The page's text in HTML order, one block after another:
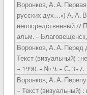
Воронков, А. А.
русских дух…») А. А.
непосредственный //
альм. –
Воронков, А. А. Перед
Текст (визуальный) :
– 1990. – № 9. – С. 3–7.
Воронков, А. А.
– Текст (визуальный)